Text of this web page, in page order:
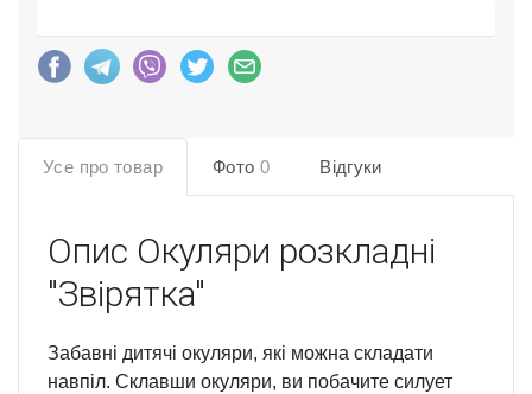
Усе про товар Фото 0 Відгуки
Опис Окуляри розкладні
"Звірятка"
Забавні дитячі окуляри, які можна складати
навпіл. Склавши окуляри, ви побачите силует